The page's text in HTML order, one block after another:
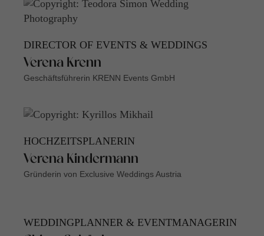
DIRECTOR OF EVENTS & WEDDINGS
Verena Krenn
Geschäftsführerin KRENN Events GmbH
HOCHZEITSPLANERIN
Verena Kindermann
Gründerin von Exclusive Weddings Austria
WEDDINGPLANNER & EVENTMANAGERIN